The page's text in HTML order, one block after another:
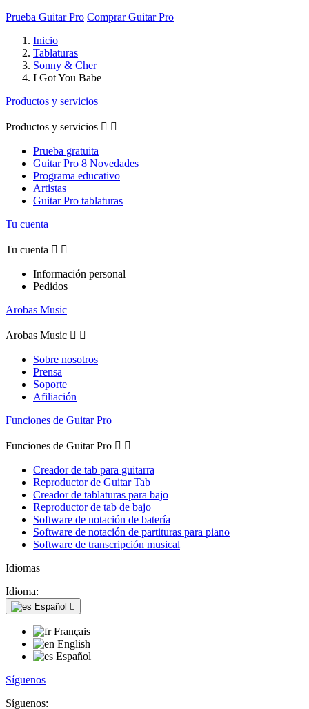
Prueba Guitar Pro Comprar Guitar Pro
Inicio
Tablaturas
Sonny & Cher
I Got You Babe
Productos y servicios
Productos y servicios  
Prueba gratuita
Guitar Pro 8 Novedades
Programa educativo
Artistas
Guitar Pro tablaturas
Tu cuenta
Tu cuenta  
Información personal
Pedidos
Arobas Music
Arobas Music  
Sobre nosotros
Prensa
Soporte
Afiliación
Funciones de Guitar Pro
Funciones de Guitar Pro  
Creador de tab para guitarra
Reproductor de Guitar Tab
Creador de tablaturas para bajo
Reproductor de tab de bajo
Software de notación de batería
Software de notación de partituras para piano
Software de transcripción musical
Idiomas
Idioma:
Español 
Français
English
Español
Síguenos
Síguenos: